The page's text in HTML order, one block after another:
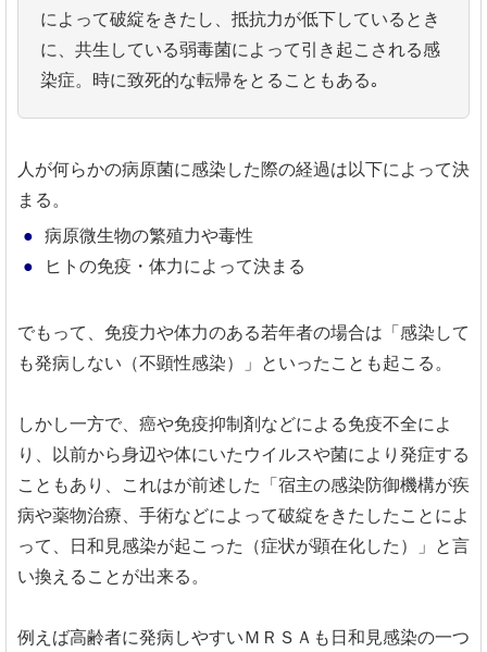
によって破綻をきたし、抵抗力が低下しているとき
に、共生している弱毒菌によって引き起こされる感
染症。時に致死的な転帰をとることもある｡
人が何らかの病原菌に感染した際の経過は以下によって決
まる。
病原微生物の繁殖力や毒性
ヒトの免疫・体力によって決まる
でもって、免疫力や体力のある若年者の場合は「感染して
も発病しない（不顕性感染）」といったことも起こる。
しかし一方で、癌や免疫抑制剤などによる免疫不全によ
り、以前から身辺や体にいたウイルスや菌により発症する
こともあり、これはが前述した「宿主の感染防御機構が疾
病や薬物治療、手術などによって破綻をきたしたことによ
って、日和見感染が起こった（症状が顕在化した）」と言
い換えることが出来る。
例えば高齢者に発病しやすいＭＲＳＡも日和見感染の一つ